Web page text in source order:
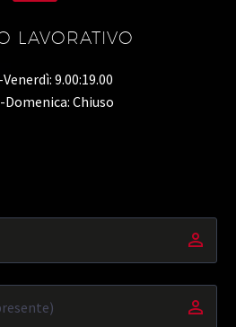
LAVORATIVO
9.00:19.00
Chiuso